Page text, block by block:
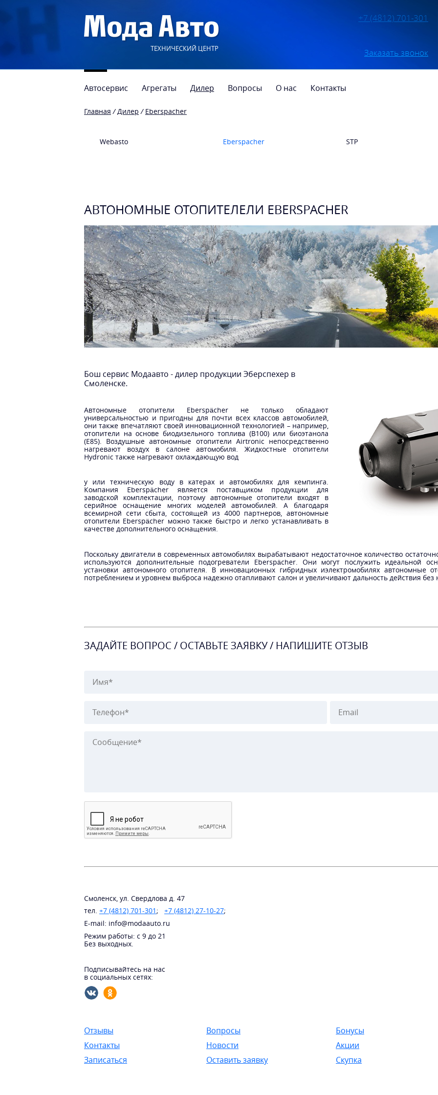
ТЕХНИЧЕСКИЙ ЦЕНТР
+7 (4812) 701-301
Заказать звонок
Автосервис Агрегаты Дилер Вопросы О нас Контакты
Главная / Дилер / Eberspacher
Webasto Eberspacher STP
АВТОНОМНЫЕ ОТОПИТЕЛЕЛИ EBERSPACHER
Бош сервис Модаавто - дилер продукции Эберспехер в
Смоленске.
Автономные отопители Eberspächer не только обладают
универсальностью и пригодны для почти всех классов автомобилей,
они также впечатляют своей инновационной технологией – например,
отопители на основе биодизельного топлива (B100) или биоэтанола
(E85). Воздушные автономные отопители Airtronic непосредственно
нагревают воздух в салоне автомобиля. Жидкостные отопители
Hydronic также нагревают охлаждающую вод
у или техническую воду в катерах и автомобилях для кемпинга.
Компания Eberspächer является поставщиком продукции для
заводской комплектации, поэтому автономные отопители входят в
серийное оснащение многих моделей автомобилей. А благодаря
всемирной сети сбыта, состоящей из 4000 партнеров, автономные
отопители Eberspächer можно также быстро и легко устанавливать в
качестве дополнительного оснащения.
Поскольку двигатели в современных автомобилях вырабатывают недостаточное количество
используются дополнительные подогреватели Eberspächer. Они могут послужить идеальной
установки автономного отопителя. В инновационных гибридных иэлектромобилях автономные
потреблением и уровнем выброса надежно отапливают салон и увеличивают дальность действия без
ЗАДАЙТЕ ВОПРОС / ОСТАВЬТЕ ЗАЯВКУ / НАПИШИТЕ ОТЗЫВ
Смоленск, ул. Свердлова д. 47
тел. +7 (4812) 701-301 ; +7 (4812) 27-10-27;
E-mail: info@modaauto.ru
Режим работы: с 9 до 21
Без выходных.
Подписывайтесь на нас
в социальных сетях:
Отзывы
Вопросы
Контакты
Новости
Записаться
Оставить заявку
Бонусы
Акции
Скупка